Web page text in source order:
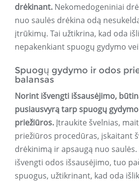
drėkinant. Nekomedogeniniai
nuo saulės drėkina odą
įtrūkimų. Tai užtikrina, kad oda
nepakenkiant spuogų gydymo
Spuogų gydymo ir odos
balansas
Norint išvengti išsausėjimo,
pusiausvyrą tarp spuogų
priežiūros. Įtraukite švelnias,
priežiūros procedūras, įskaitant
drėkinimą ir apsaugą nuo saulės.
išvengti odos išsausėjimo, tuo
spuogus, užtikrinant, kad oda